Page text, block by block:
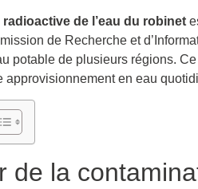
de l’eau du robinet
de Recherche et
potable de plusieurs régions.
approvisionnement en eau
de la